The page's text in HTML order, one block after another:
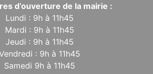
d’ouverture de la mairie :
Lundi : 9h à 11h45
Mardi : 9h à 11h45
Jeudi : 9h à 11h45
: 9h à 11h45
Samedi 9h à 11h45